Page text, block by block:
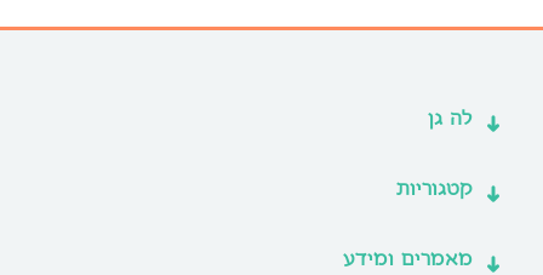
לה גן
קטגוריות
מאמרים ומידע